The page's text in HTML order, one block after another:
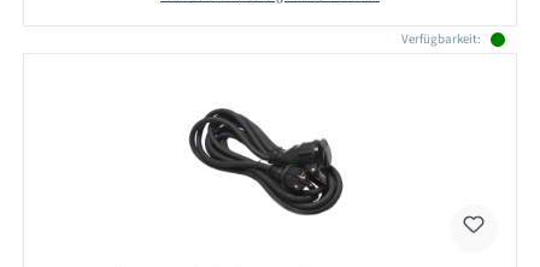
Verfügbarkeit: